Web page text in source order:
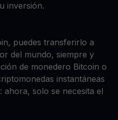
inversión.
puedes transferirlo a
del mundo, siempre y
de monedero Bitcoin o
instantáneas
solo se necesita el